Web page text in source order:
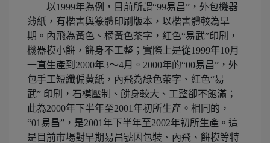
以1999年為例，目前所謂“99易昌”，外包機器
薄紙，有楷書與篆體印刷版本，以楷書體較為早
期。內飛為黃色、橘黃色茶字，紅色“易武”印刷，
機器模小餅，餅身不工整；實際上是從1999年10月
一直生產到2000年3～4月。2000年的“00易昌”，外
包手工短纖偏黃紙，內飛為綠色茶字、紅色“易
武” 印刷，石模壓制、餅身較大、工整卻不飽滿；
此為2000年下半年至2001年初所生產。相同的，
“01易昌”，是2001年下半年至2002年初所生產。這
是目前市場對早期易昌號因包裝、內飛、餅模等特